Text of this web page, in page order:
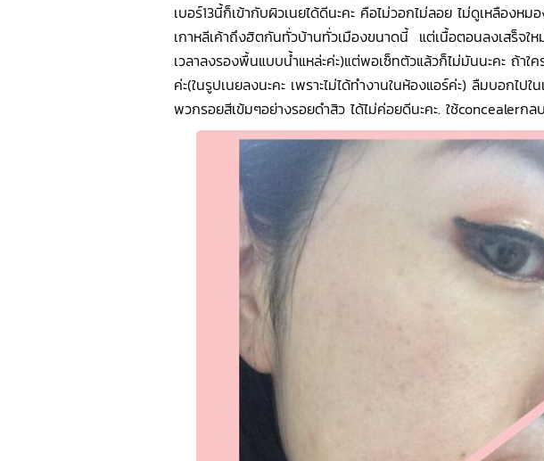
เบอร์13นี้ก็เข้ากับผิวเนยได้ดีนะคะ คือไม่วอกไม่ลอย ไม่ดูเหลืองหมอ
เกาหลีเค้าถึงฮิตกันทั่วบ้านทั่วเมืองขนาดนี้ แต่เนื้อตอนลงเสร็จใ
เวลาลงรองพื้นแบบน้ำแหล่ะค่ะ)แต่พอเซ็ทตัวแล้วก็ไม่มันนะคะ ถ้าใ
ค่ะ(ในรูปเนยลงนะคะ เพราะไม่ได้ทำงานในห้องแอร์ค่ะ) ลืมบอกไ
พวกรอยสีเข้มๆอย่างรอยดำสิว ได้ไม่ค่อยดีนะคะ. ใช้concealerกล